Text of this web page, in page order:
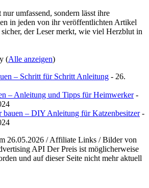
umfassend, sondern lässt ihre
in jeden von ihr veröffentlichten Artikel
der Leser merkt, wie viel Herzblut in
(Alle anzeigen)
– Schritt für Schritt Anleitung - 26.
– Anleitung und Tipps für Heimwerker-
bauen – DIY Anleitung für Katzenbesitzer-
26.05.2026 / Affiliate Links / Bilder von
API Der Preis ist möglicherweise
und auf dieser Seite nicht mehr aktuell